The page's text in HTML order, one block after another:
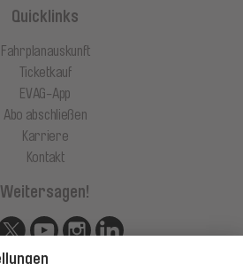
Quicklinks
Fahrplanauskunft
Ticketkauf
EVAG-App
Abo abschließen
Karriere
Kontakt
Weitersagen!